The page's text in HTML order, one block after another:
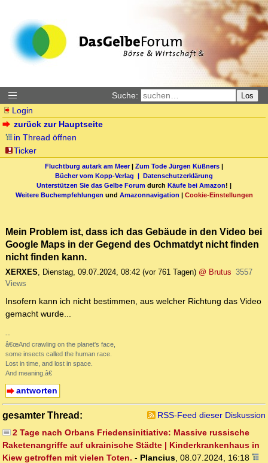
Suche: Los
Login
zurück zur Hauptseite
in Thread öffnen
Ticker
Fluchtburg autark am Meer| Zum Tode Jürgen Küßners |
Bücher vom Kopp-Verlag | Datenschutzerklärung
Unterstützen Sie das Gelbe Forum durch Käufe bei Amazon! |
Weitere Buchempfehlungen und Amazonnavigation | Cookie-Einstellungen
Mein Problem ist, dass ich das Gebäude in den Video bei
Google Maps in der Gegend des Ochmatdyt nicht finden
nicht finden kann.
XERXES, Dienstag, 09.07.2024, 08:42 (vor 761 Tagen) @ Brutus 3557
Views
Insofern kann ich nicht bestimmen, aus welcher Richtung das Video
gemacht wurde...
--
â€œAnd crawling on the planet's face,
some insects called the human race.
Lost in time, and lost in space.
And meaning.â€
antworten
gesamter Thread:
RSS-Feed dieser Diskussion
2 Tage nach Orbans Friedensinitiative: Massive russische
Raketenangriffe auf ukrainische Städte | Kinderkrankenhaus in
Kiew getroffen mit vielen Toten. - Plancius, 08.07.2024, 16:18